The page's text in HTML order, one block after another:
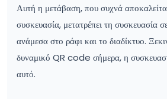
Αυτή η μετάβαση, που συχνά
συσκευασία, μετατρέπει τη συσκευασία
ανάμεσα στο ράφι και το διαδίκτυο.
δυναμικό QR code σήμερα, η
αυτό.